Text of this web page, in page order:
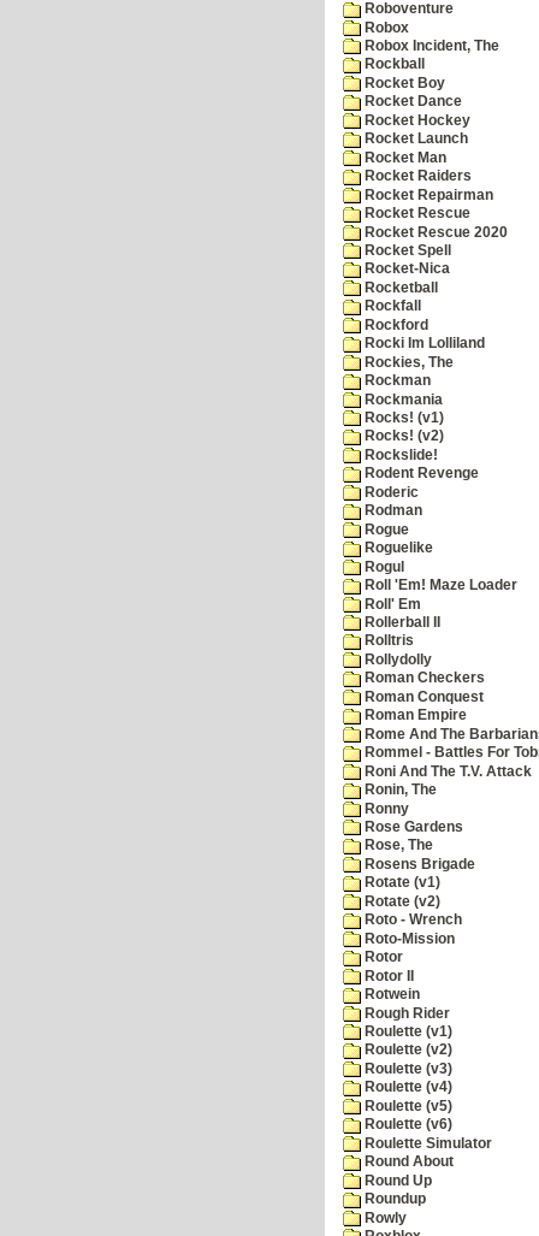
Roboventure
Robox
Robox Incident, The
Rockball
Rocket Boy
Rocket Dance
Rocket Hockey
Rocket Launch
Rocket Man
Rocket Raiders
Rocket Repairman
Rocket Rescue
Rocket Rescue 2020
Rocket Spell
Rocket-Nica
Rocketball
Rockfall
Rockford
Rocki Im Lolliland
Rockies, The
Rockman
Rockmania
Rocks! (v1)
Rocks! (v2)
Rockslide!
Rodent Revenge
Roderic
Rodman
Rogue
Roguelike
Rogul
Roll 'Em! Maze Loader
Roll' Em
Rollerball II
Rolltris
Rollydolly
Roman Checkers
Roman Conquest
Roman Empire
Rome And The
Rommel - Battles For
Roni And The T.V. Attack
Ronin, The
Ronny
Rose Gardens
Rose, The
Rosens Brigade
Rotate (v1)
Rotate (v2)
Roto - Wrench
Roto-Mission
Rotor
Rotor II
Rotwein
Rough Rider
Roulette (v1)
Roulette (v2)
Roulette (v3)
Roulette (v4)
Roulette (v5)
Roulette (v6)
Roulette Simulator
Round About
Round Up
Roundup
Rowly